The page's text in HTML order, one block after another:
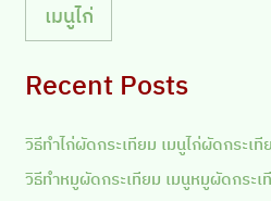
เมนูไก่
Recent Posts
วิธีทำไก่ผัดกระเทียม เมนูไก่ผัดกระเ
วิธีทำหมูผัดกระเทียม เมนูหมูผัดกระเ